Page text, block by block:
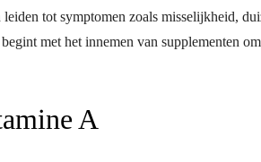
tot symptomen zoals misselijkheid,
met het innemen van supplementen
A